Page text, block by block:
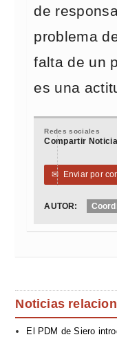
de
problema
falta de un
es una
Redes sociales
Compartir Noticia
✉ Enviar por
AUTOR:
Noticias
El PDM de Siero